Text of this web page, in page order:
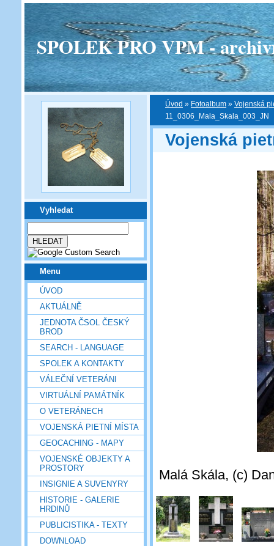
SPOLEK PRO VPM -
Vyhledat
Menu
ÚVOD
AKTUÁLNĚ
JEDNOTA ČSOL ČESKÝ
BROD
SEARCH - LANGUAGE
SPOLEK A KONTAKTY
VÁLEČNÍ VETERÁNI
VIRTUÁLNÍ PAMÁTNÍK
O VETERÁNECH
VOJENSKÁ PIETNÍ MÍSTA
GEOCACHING - MAPY
VOJENSKÉ OBJEKTY A
PROSTORY
INSIGNIE A SUVENYRY
HISTORIE - GALERIE
HRDINŮ
PUBLICISTIKA - TEXTY
DOWNLOAD
Úvod » Fotoalbum » Vojenská
11_0306_Mala_Skala_003_JN
Vojenská
Malá Skála, (c)